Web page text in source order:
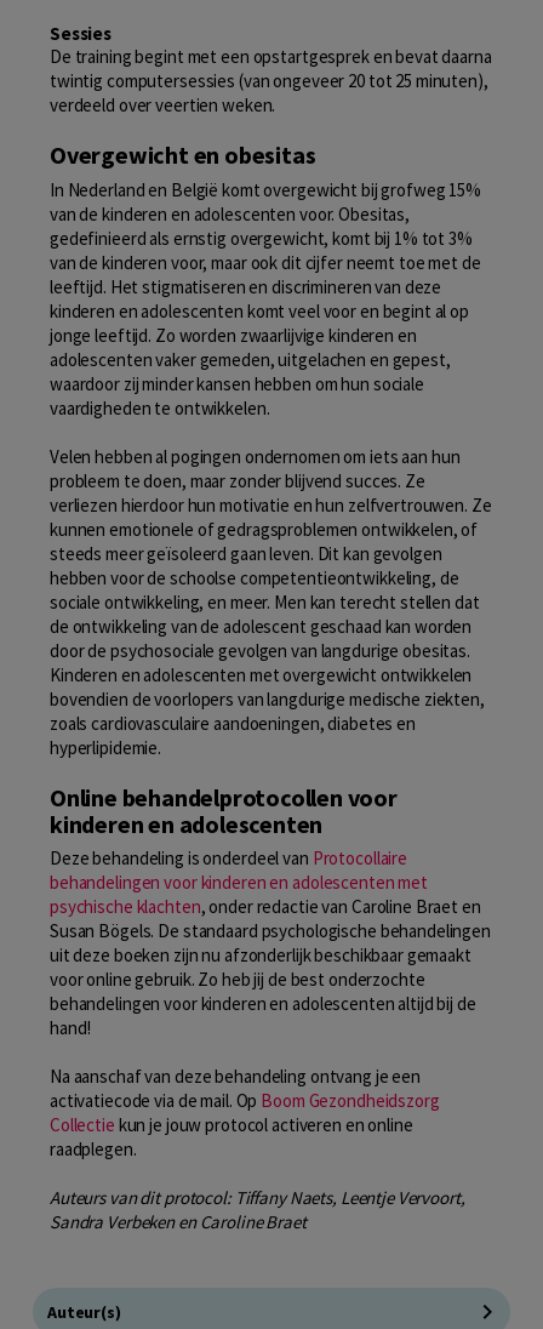
Sessies
De training begint met een opstartgesprek en bevat daarna
twintig computersessies (van ongeveer 20 tot 25 minuten),
verdeeld over veertien weken.
Overgewicht en obesitas
In Nederland en België komt overgewicht bij grofweg 15%
van de kinderen en adolescenten voor. Obesitas,
gedefinieerd als ernstig overgewicht, komt bij 1% tot 3%
van de kinderen voor, maar ook dit cijfer neemt toe met de
leeftijd. Het stigmatiseren en discrimineren van deze
kinderen en adolescenten komt veel voor en begint al op
jonge leeftijd. Zo worden zwaarlijvige kinderen en
adolescenten vaker gemeden, uitgelachen en gepest,
waardoor zij minder kansen hebben om hun sociale
vaardigheden te ontwikkelen.
Velen hebben al pogingen ondernomen om iets aan hun
probleem te doen, maar zonder blijvend succes. Ze
verliezen hierdoor hun motivatie en hun zelfvertrouwen. Ze
kunnen emotionele of gedragsproblemen ontwikkelen, of
steeds meer geïsoleerd gaan leven. Dit kan gevolgen
hebben voor de schoolse competentieontwikkeling, de
sociale ontwikkeling, en meer. Men kan terecht stellen dat
de ontwikkeling van de adolescent geschaad kan worden
door de psychosociale gevolgen van langdurige obesitas.
Kinderen en adolescenten met overgewicht ontwikkelen
bovendien de voorlopers van langdurige medische ziekten,
zoals cardiovasculaire aandoeningen, diabetes en
hyperlipidemie.
Online behandelprotocollen voor
kinderen en adolescenten
Deze behandeling is onderdeel van Protocollaire
behandelingen voor kinderen en adolescenten met
psychische klachten, onder redactie van Caroline Braet en
Susan Bögels. De standaard psychologische behandelingen
uit deze boeken zijn nu afzonderlijk beschikbaar gemaakt
voor online gebruik. Zo heb jij de best onderzochte
behandelingen voor kinderen en adolescenten altijd bij de
hand!
Na aanschaf van deze behandeling ontvang je een
activatiecode via de mail. Op Boom Gezondheidszorg
Collectie kun je jouw protocol activeren en online
raadplegen.
Auteurs van dit protocol: Tiffany Naets, Leentje Vervoort,
Sandra Verbeken en Caroline Braet
Auteur(s)